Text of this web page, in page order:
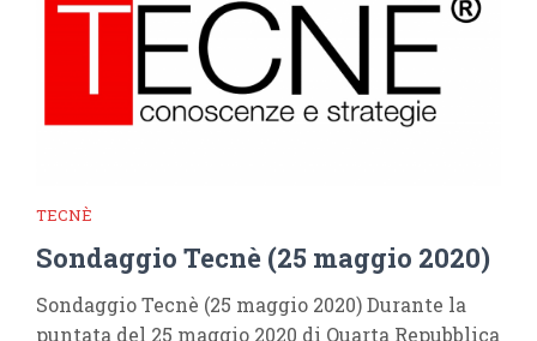
TECNÈ
Sondaggio Tecnè (25 maggio 2020)
Sondaggio Tecnè (25 maggio 2020) Durante la
puntata del 25 maggio 2020 di Quarta Repubblica